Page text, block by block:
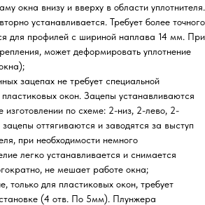
окна внизу и вверху в области уплотнителя.
устанавливается. Требует более точного
для профилей с шириной наплава 14 мм. При
может деформировать уплотнение
зацепах не требует специальной
пластиковых окон. Зацепы устанавливаются
изготовлении по схеме: 2-низ, 2-лево, 2-
оттягиваются и заводятся за выступ
при необходимости немного
легко устанавливается и снимается
не мешает работе окна;
только для пластиковых окон, требует
(4 отв. По 5мм). Плунжера